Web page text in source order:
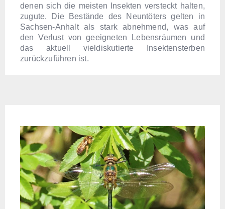
denen sich die meisten Insekten versteckt halten,
zugute. Die Bestände des Neuntöters gelten in
Sachsen-Anhalt als stark abnehmend, was auf
den Verlust von geeigneten Lebensräumen und
das aktuell vieldiskutierte Insektensterben
zurückzuführen ist.